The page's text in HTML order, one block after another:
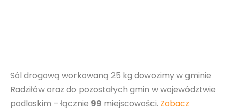
Sól drogową workowaną 25 kg dowozimy w gminie
Radziłów oraz do pozostałych gmin w województwie
podlaskim – łącznie 99 miejscowości. Zobacz